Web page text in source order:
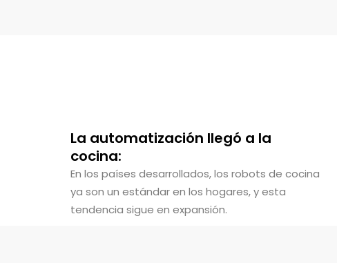
La automatización llegó a la
cocina:
En los países desarrollados, los robots de cocina
ya son un estándar en los hogares, y esta
tendencia sigue en expansión.